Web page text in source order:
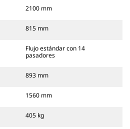
2100 mm
815 mm
Flujo estándar con 14
pasadores
893 mm
1560 mm
405 kg